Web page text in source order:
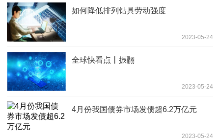
如何降低排列钻具劳动强度
2023-05-24
全球快看点丨振翮
2023-05-24
4月份我国债券市场发债超6.2万亿元
2023-05-24